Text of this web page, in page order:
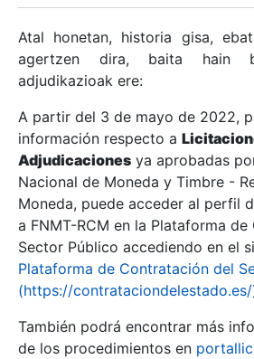
Erakutsi/Ezkutatu
Erakutsi/Ezkutatu
Erakutsi/Ezkutatu
Erakutsi/Ezkutatu
Atal honetan, historia gisa,
agertzen dira, baita hain
adjudikazioak ere:
A partir del 3 de mayo de 2022,
información respecto a
Adjudicaciones ya aprobadas
Nacional de Moneda y Timbre -
Moneda, puede acceder al perfil
a FNMT-RCM en la Plataforma
Sector Público accediendo en el
Plataforma de Contratación del
(https://contrataciondelestado.es/
También podrá encontrar más
de los procedimientos en